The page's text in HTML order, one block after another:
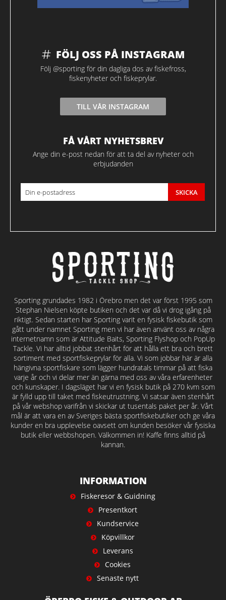
FÖLJ OSS PÅ INSTAGRAM
Följ @sporting för din dagliga dos av fiskefross,
fiskenyheter och fiskeprylar.
TILL VÅR INSTAGRAM
FÅ VÅRT NYHETSBREV
Ange din e-post nedan för att ta del av nyheter och
erbjudanden
SKICKA
Sporting grundades 1982 i Örebro men det var först 1995 som
Stephan Nielsen köpte butiken och det var då vi drog igång på
riktigt. Sedan starten har Sporting varit en fysisk fiskebutik som
gått under namnet Sporting men vi har även använt oss av några
internetnamn som är Attitude Baits, Sporting Flyshop och PopUp
Tackle. Vi har alltid jobbat stenhårt för att hålla ett bra och brett
sortiment med sportfiskeprylar för alla. Vi som jobbar här är alla
hängivna sportfiskare som lägger hundratals timmar på att fiska
varje år och vi delar mer än gärna med oss av våra erfarenheter
och kunskaper. I dagsläget har vi en fysisk butik på 270 kvm som
är fylld upp till taket med fiskeutrustning. Vi satsar även stenhårt
på vår webshop varifrån vi skickar ut tusentals paket per år. Vårt
mål är att vara en av Sveriges bästa sportfiskebutiker och ge våra
kunder en bra upplevelse oavsett om kunden besöker vår fysiska
butik eller webbshopen. Välkommen in! Kaffe finns alltid på
kannan.
INFORMATION
Fiskeresor & Guidning
Presentkort
Kundservice
Köpvillkor
Leverans
Cookies
Senaste nytt